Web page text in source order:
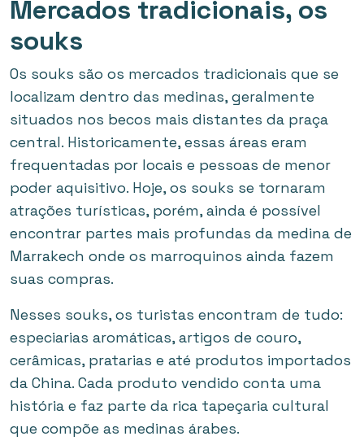
Mercados tradicionais, os
souks
Os souks são os mercados tradicionais que se
localizam dentro das medinas, geralmente
situados nos becos mais distantes da praça
central. Historicamente, essas áreas eram
frequentadas por locais e pessoas de menor
poder aquisitivo. Hoje, os souks se tornaram
atrações turísticas, porém, ainda é possível
encontrar partes mais profundas da medina de
Marrakech onde os marroquinos ainda fazem
suas compras.
Nesses souks, os turistas encontram de tudo:
especiarias aromáticas, artigos de couro,
cerâmicas, pratarias e até produtos importados
da China. Cada produto vendido conta uma
história e faz parte da rica tapeçaria cultural
que compõe as medinas árabes.